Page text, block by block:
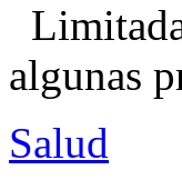
algunas
Salud